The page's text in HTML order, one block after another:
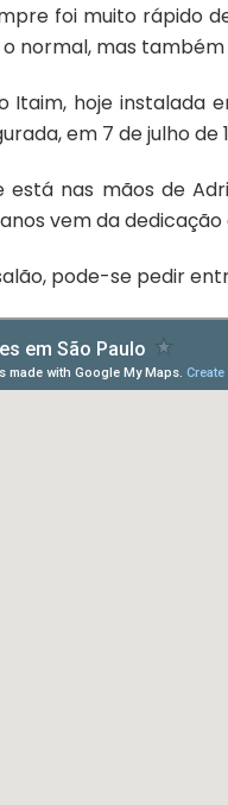
foi muito rápido
normal, mas
Itaim, hoje instalada
em 7 de julho
está nas mãos de
vem da
pode-se pedir